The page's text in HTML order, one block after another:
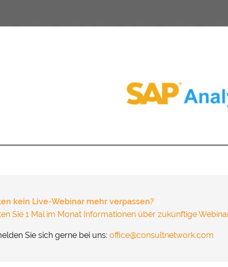
kein Live-Webinar mehr verpassen?
Sie 1 Mal im Monat Informationen über zukünftige
Sie sich gerne bei uns:office@consultnetwork.com
Daten (z. B. Ihre IP-Adresse) an diese Anbieter